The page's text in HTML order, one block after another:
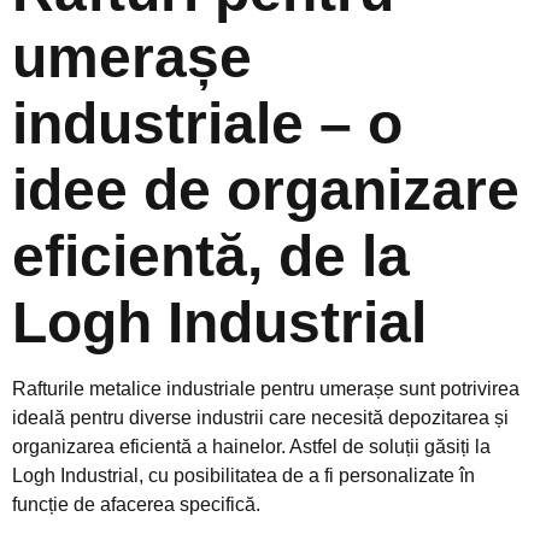
umerașe
industriale – o
idee de organizare
eficientă, de la
Logh Industrial
Rafturile metalice industriale pentru umerașe sunt potrivirea
ideală pentru diverse industrii care necesită depozitarea și
organizarea eficientă a hainelor. Astfel de soluții găsiți la
Logh Industrial, cu posibilitatea de a fi personalizate în
funcție de afacerea specifică.